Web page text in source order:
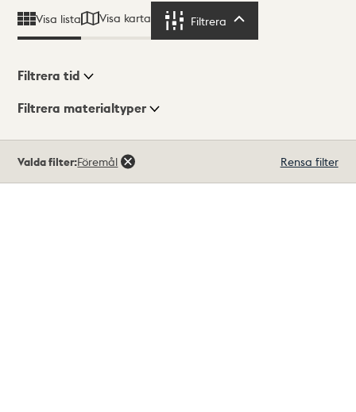
Visa lista Visa karta Filtrera
Visningsläge
Filtrera tid
Filtrera materialtyper
träffar
Valda filter:Föremål Rensa filter